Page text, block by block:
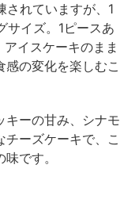
されていますが、1
サイズ。1ピースあ
イスケーキのまま
の変化を楽しむこ
キーの甘み、シナモ
チーズケーキで、こ
です。